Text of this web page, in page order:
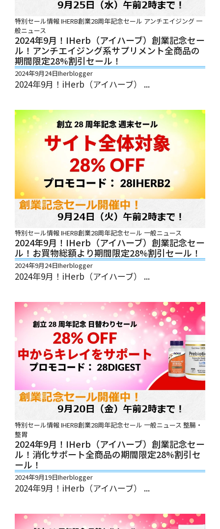
特別セール情報IHERB創業28周年記念セール アンチエイジング 一
般ニュース
2024年9月！iHerb（アイハーブ）創業記念セー
ル！アンチエイジング系サプリメント全商品の
期間限定28%割引セール！
2024年9月24日Iherblogger
2024年9月！iHerb（アイハーブ） ...
特別セール情報IHERB創業28周年記念セール 一般ニュース
2024年9月！iHerb（アイハーブ）創業記念セー
ル！お買物総額より期間限定28%割引セール！
2024年9月24日Iherblogger
2024年9月！iHerb（アイハーブ） ...
特別セール情報IHERB創業28周年記念セール 一般ニュース 整腸・
整胃
2024年9月！iHerb（アイハーブ）創業記念セー
ル！消化サポート全商品の期間限定28%割引セ
ール！
2024年9月19日Iherblogger
2024年9月！iHerb（アイハーブ） ...